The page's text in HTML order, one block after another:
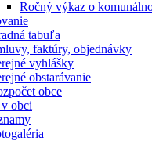
Ročný výkaz o
tabuľa
faktúry, objednávky
vyhlášky
obstarávanie
obce
obci